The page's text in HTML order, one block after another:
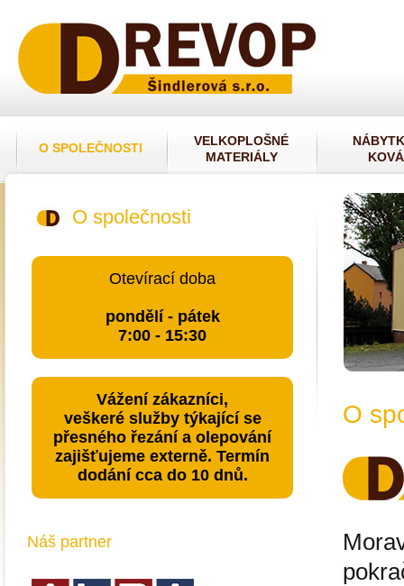
O SPOLEČNOSTI
VELKOPLOŠNÉ
MATERIÁLY
O společnosti
Otevírací doba
pondělí - pátek
7:00 - 15:30
Vážení zákazníci,
veškeré služby týkající se
přesného řezání a olepování
zajišťujeme externě. Termín
dodání cca do 10 dnů.
Náš partner
O